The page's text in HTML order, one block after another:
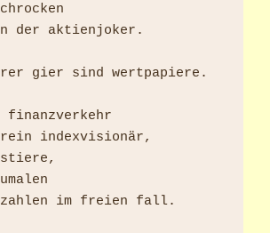
der aktienjoker.
gier sind wertpapiere.
finanzverkehr
indexvisionär,
im freien fall.